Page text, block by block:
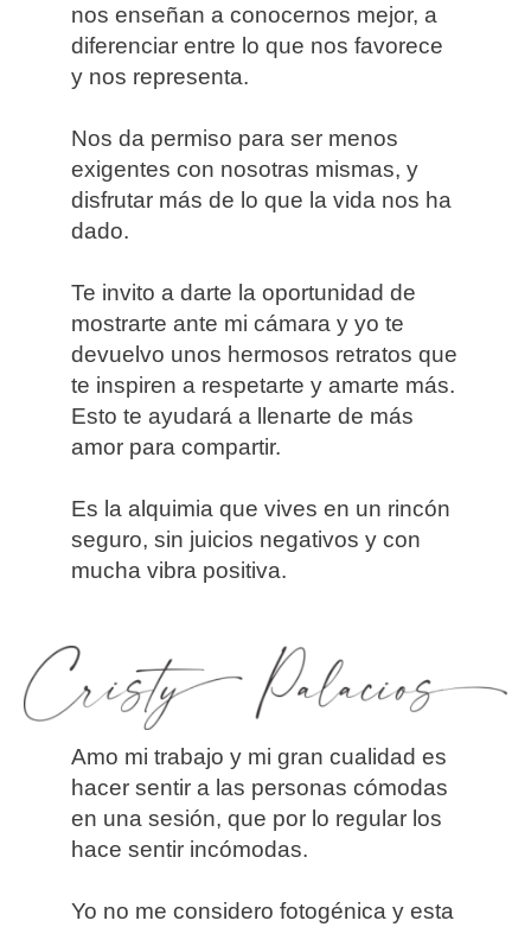
nos enseñan a conocernos mejor, a
diferenciar entre lo que nos favorece
y nos representa.
Nos da permiso para ser menos
exigentes con nosotras mismas, y
disfrutar más de lo que la vida nos ha
dado.
Te invito a darte la oportunidad de
mostrarte ante mi cámara y yo te
devuelvo unos hermosos retratos que
te inspiren a respetarte y amarte más.
Esto te ayudará a llenarte de más
amor para compartir.
Es la alquimia que vives en un rincón
seguro, sin juicios negativos y con
mucha vibra positiva.
Amo mi trabajo y mi gran cualidad es
hacer sentir a las personas cómodas
en una sesión, que por lo regular los
hace sentir incómodas.
Yo no me considero fotogénica y esta